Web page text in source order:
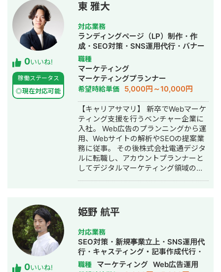
0いいね!
稼働ステータス
◎現在対応可能
東 雅大
対応業務
ランディングページ（LP）制作・作
成・SEO対策・SNS運用代行・バナー
制作・デザイン・リスティング広告運
用代行・採用代行
職種
マーケティング
マーケティングプランナー
希望時給単価 5,000円～10,000円
【キャリアサマリ】 新卒でWebマーケ
ティング支援を行うベンチャー企業に
入社。 Web広告のプランニングから運
用、Webサイトの解析やSEOの提案業
務に従事。 その後株式会社電通デジタ
ルに転職し、アカウントプランナーと
してデジタルマーケティング領域の企
告、SEOからペルソナ設計、DX支援ま
で、デジタルマーケティングのフルフ
ァネル最適化支援に取り組んでいる。
【経験プロジェクト】 マーケティング
支援会社・広告代理店時代では広告を
中心とした顧客のマーケティング課題
に対して提案業務、実際の運用進行の
0いいね!
姫野 航平
対応業務
SEO対策・新規事業立上・SNS運用代
行・キャスティング・記事作成代行・
ライティング・事務代行・リスティン
職種 マーケティング Web広告運用